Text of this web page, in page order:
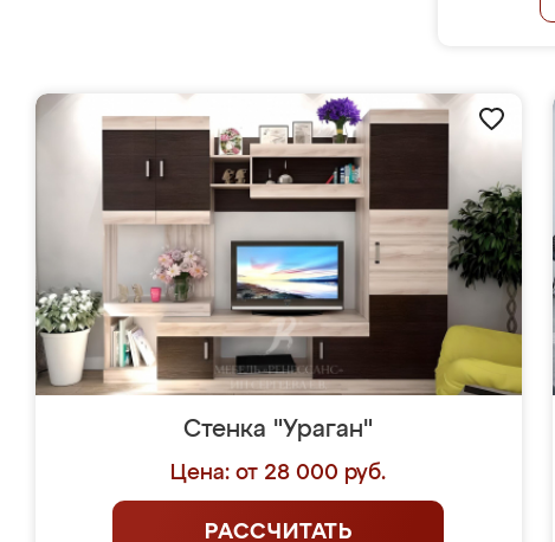
Стенка "Ураган"
Цена: от 28 000 руб.
РАССЧИТАТЬ